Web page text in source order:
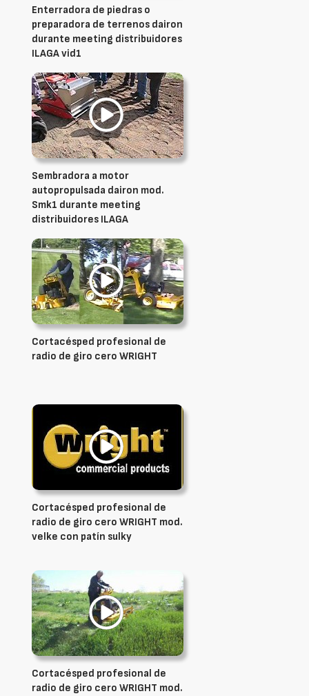
Enterradora de piedras o
preparadora de terrenos dairon
durante meeting distribuidores
ILAGA vid1
Sembradora a motor
autopropulsada dairon mod.
Smk1 durante meeting
distribuidores ILAGA
Cortacésped profesional de
radio de giro cero WRIGHT
Cortacésped profesional de
radio de giro cero WRIGHT mod.
velke con patín sulky
Cortacésped profesional de
radio de giro cero WRIGHT mod.